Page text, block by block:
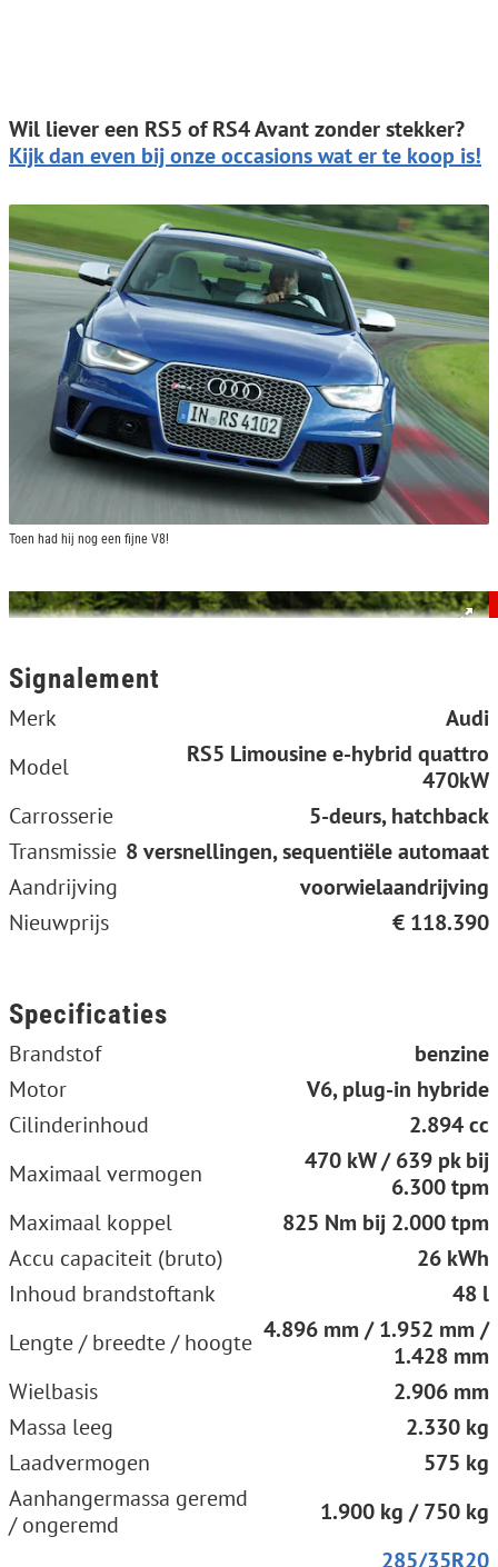
Wil liever een RS5 of RS4 Avant zonder stekker?
Kijk dan even bij onze occasions wat er te koop is!
Toen had hij nog een fijne V8!
Signalement
Merk
Audi
Model
RS5 Limousine e-hybrid quattro
470kW
Carrosserie
5-deurs, hatchback
Transmissie 8 versnellingen, sequentiële automaat
Aandrijving
voorwielaandrijving
Nieuwprijs
€ 118.390
Specificaties
Brandstof
benzine
Motor
V6, plug-in hybride
Cilinderinhoud
2.894 cc
Maximaal vermogen
470 kW / 639 pk bij
6.300 tpm
Maximaal koppel
825 Nm bij 2.000 tpm
Accu capaciteit (bruto)
26 kWh
Inhoud brandstoftank
48 l
Lengte / breedte / hoogte 4.896 mm / 1.952 mm /
1.428 mm
Wielbasis
2.906 mm
Massa leeg
2.330 kg
Laadvermogen
575 kg
Aanhangermassa geremd
/ ongeremd
1.900 kg / 750 kg
285/35R20